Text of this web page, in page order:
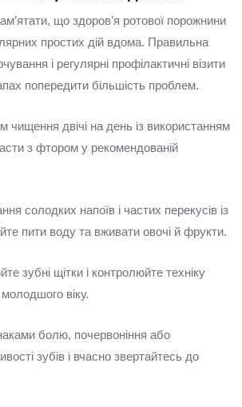
що здоров’я ротової порожнини
простих дій вдома. Правильна
і регулярні профілактичні візити
попередити більшість проблем.
чищення двічі на день із використанням
з фтором у рекомендованій
солодких напоїв і частих перекусів із
пити воду та вживати овочі й фрукти.
зубні щітки і контролюйте техніку
віку.
болю, почервоніння або
зубів і вчасно звертайтесь до